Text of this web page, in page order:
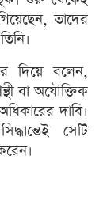
তাদের
দিয়ে বলেন,
বা অযৌক্তিক
দাবি।
সেটি